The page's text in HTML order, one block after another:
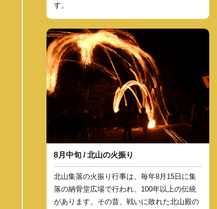
す。
8月中旬 / 北山の火振り
北山集落の火振り行事は、毎年8月15日に集
落の納骨堂広場で行われ、100年以上の伝統
があります。その昔、戦いに敗れた北山殿の